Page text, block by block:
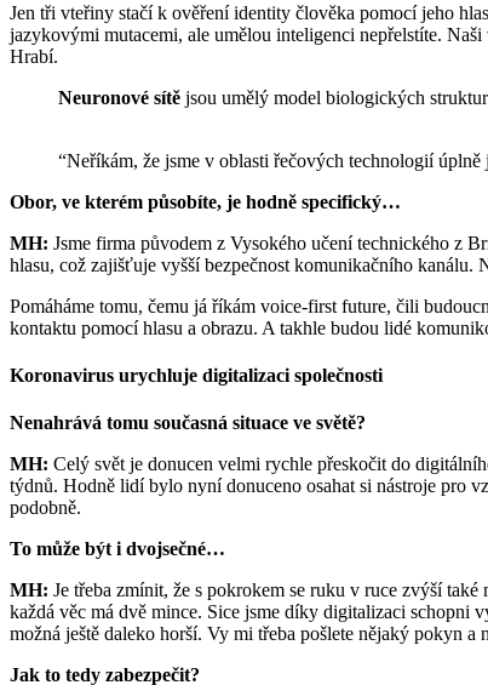
Jen tři vteřiny stačí k ověření identity člověka pomocí jeho
jazykovými mutacemi, ale umělou inteligenci nepřelstíte.
Hrabí.
Neuronové sítě jsou umělý model biologických
“Neříkám, že jsme v oblasti řečových technologií
Obor, ve kterém působíte, je hodně specifický…
MH: Jsme firma původem z Vysokého učení technického z
hlasu, což zajišťuje vyšší bezpečnost komunikačního
Pomáháme tomu, čemu já říkám voice-first future, čili
kontaktu pomocí hlasu a obrazu. A takhle budou lidé
Koronavirus urychluje digitalizaci společnosti
Nenahrává tomu současná situace ve světě?
MH: Celý svět je donucen velmi rychle přeskočit do
týdnů. Hodně lidí bylo nyní donuceno osahat si nástroje pro
podobně.
To může být i dvojsečné…
MH: Je třeba zmínit, že s pokrokem se ruku v ruce zvýší
každá věc má dvě mince. Sice jsme díky digitalizaci schopni
možná ještě daleko horší. Vy mi třeba pošlete nějaký pokyn a
Jak to tedy zabezpečit?